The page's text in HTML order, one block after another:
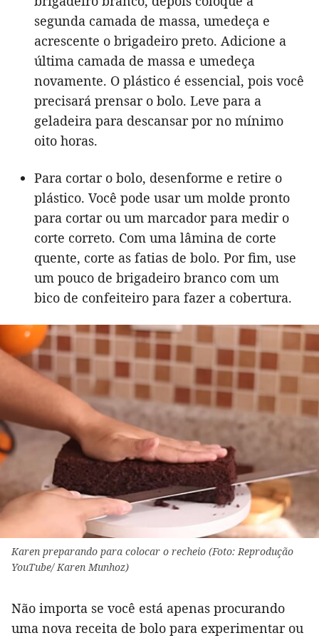
segunda camada de massa, umedeça e
acrescente o brigadeiro preto. Adicione a
última camada de massa e umedeça
novamente. O plástico é essencial, pois você
precisará prensar o bolo. Leve para a
geladeira para descansar por no mínimo
oito horas.
Para cortar o bolo, desenforme e retire o
plástico. Você pode usar um molde pronto
para cortar ou um marcador para medir o
corte correto. Com uma lâmina de corte
quente, corte as fatias de bolo. Por fim, use
um pouco de brigadeiro branco com um
bico de confeiteiro para fazer a cobertura.
Karen preparando para colocar o recheio (Foto: Reprodução
YouTube/ Karen Munhoz)
Não importa se você está apenas procurando
uma nova receita de bolo para experimentar ou